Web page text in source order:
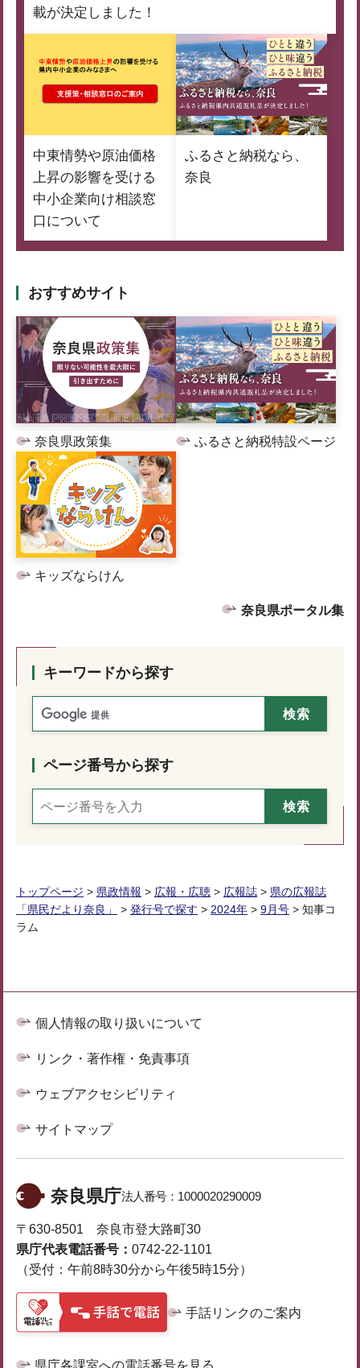
載が決定しました！
中東情勢や原油価格
上昇の影響を受ける
中小企業向け相談窓
口について
ふるさと納税なら、
奈良
おすすめサイト
奈良県政策集 ふるさと納税特設ページ
キッズならけん
奈良県ポータル集
キーワードから探す
ページ番号から探す
トップページ > 県政情報 > 広報・広聴 > 広報誌 > 県の広報誌
「県民だより奈良」
> 発行号で探す > 2024年 > 9月号 > 知事コ
ラム
個人情報の取り扱いについて
リンク・著作権・免責事項
ウェブアクセシビリティ
サイトマップ
奈良県庁法人番号： 1000020290009
〒630-8501 奈良市登大路町30
県庁代表電話番号： 0742-22-1101
（受付：午前8時30分から午後5時15分）
手話リンクのご案内